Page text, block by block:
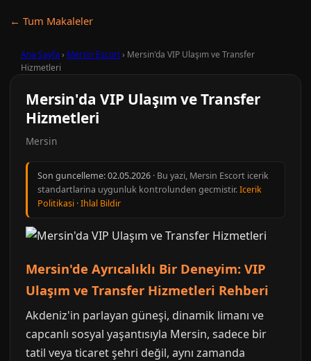
← Tum Makaleler
Ana Sayfa › Mersin Escort› Mersin'da VIP Ulaşım ve Transfer
Hizmetleri
Mersin'da VIP Ulaşım ve Transfer
Hizmetleri
Mersin
Son guncelleme:02.05.2026 · Bu yazi, Mersin Escort icerik
standartlarina uygunluk kontrolunden gecmistir.Icerik
Politikasi ·Ihlal Bildir
Mersin'de Ayrıcalıklı Bir Deneyim: VIP
Ulaşım ve Transfer Hizmetleri Rehberi
Akdeniz'in parlayan güneşi, dinamik limanı ve
capcanlı sosyal yaşantısıyla Mersin, sadece bir
tatil veya ticaret şehri değil, aynı zamanda